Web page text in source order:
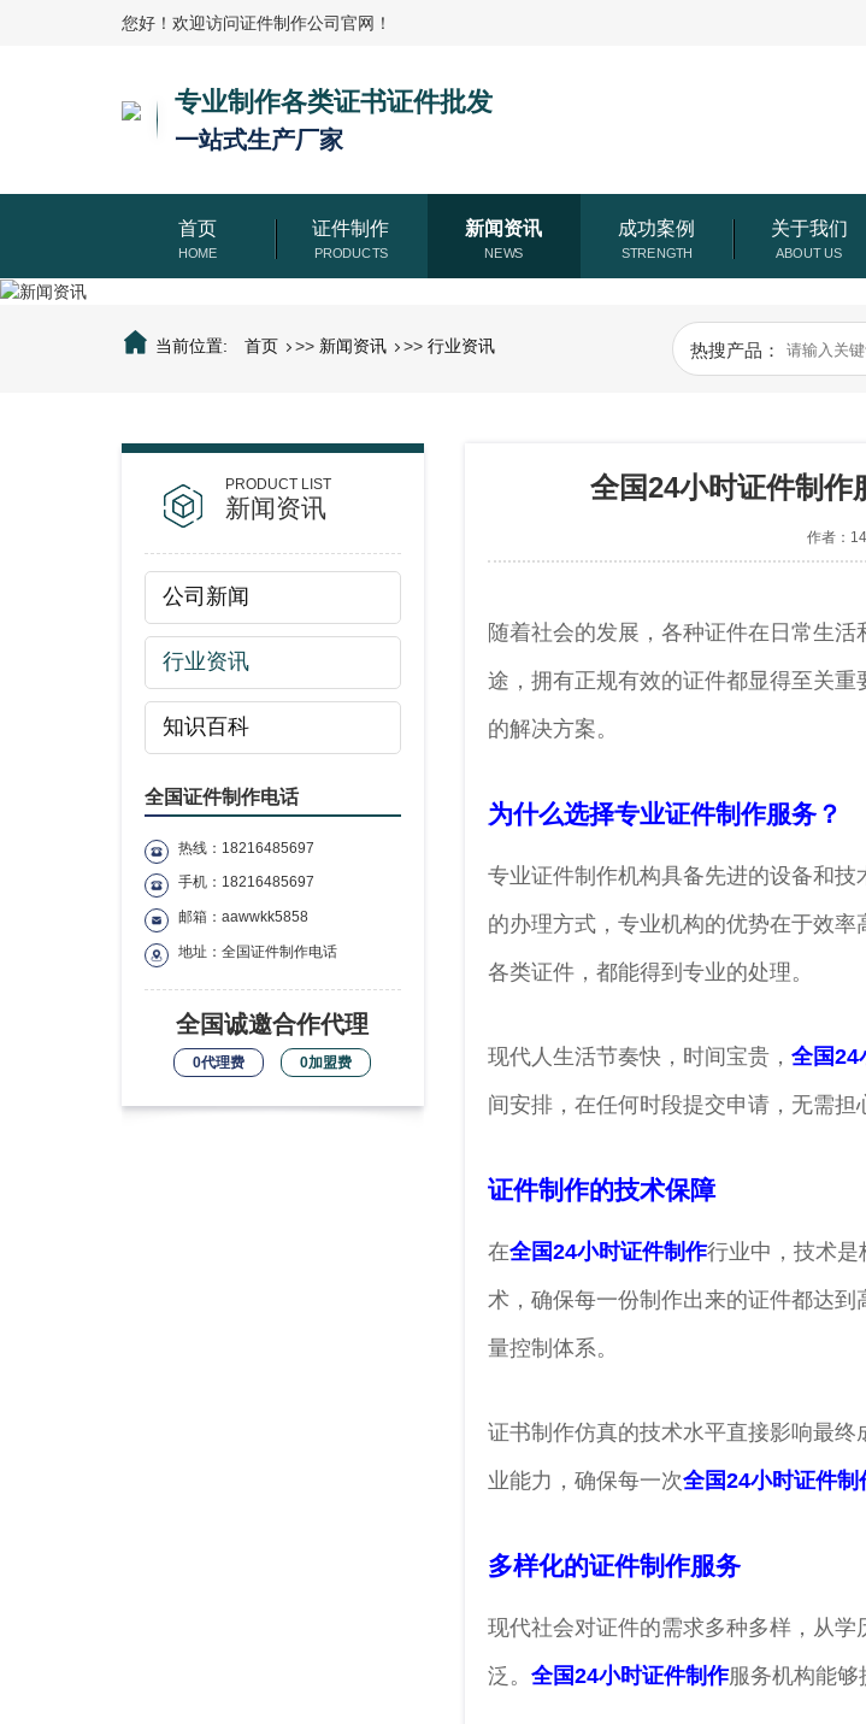
您好！欢迎访问证件制作公司官网！
专业制作各类证书证件批发
一站式生产厂家
首页 证件制作 新闻资讯 成功案例 关于我们
当前位置: 首页 >> 新闻资讯 >>行业资讯 热搜产品：
新闻资讯
公司新闻
行业资讯
知识百科
全国证件制作电话
热线：18216485697
手机：18216485697
邮箱：aawwkk5858
地址：全国证件制作电话
全国诚邀合作代理
0代理费 0加盟费
全国24小时证件制作
作者：
随着社会的发展，各种证件在日常生
途，拥有正规有效的证件都显得至关重
的解决方案。
为什么选择专业证件制作服务？
专业证件制作机构具备先进的设备和
的办理方式，专业机构的优势在于效
各类证件，都能得到专业的处理。
现代人生活节奏快，时间宝贵，全国24
间安排，在任何时段提交申请，无需担
证件制作的技术保障
在全国24小时证件制作行业中，技术
术，确保每一份制作出来的证件都达
量控制体系。
证书制作仿真的技术水平直接影响最
业能力，确保每一次全国24小时证件制
多样化的证件制作服务
现代社会对证件的需求多种多样，从
泛。全国24小时证件制作服务机构能够